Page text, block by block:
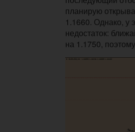
планирую
1.1660. Однако, у
недостаток:
на 1.1750,